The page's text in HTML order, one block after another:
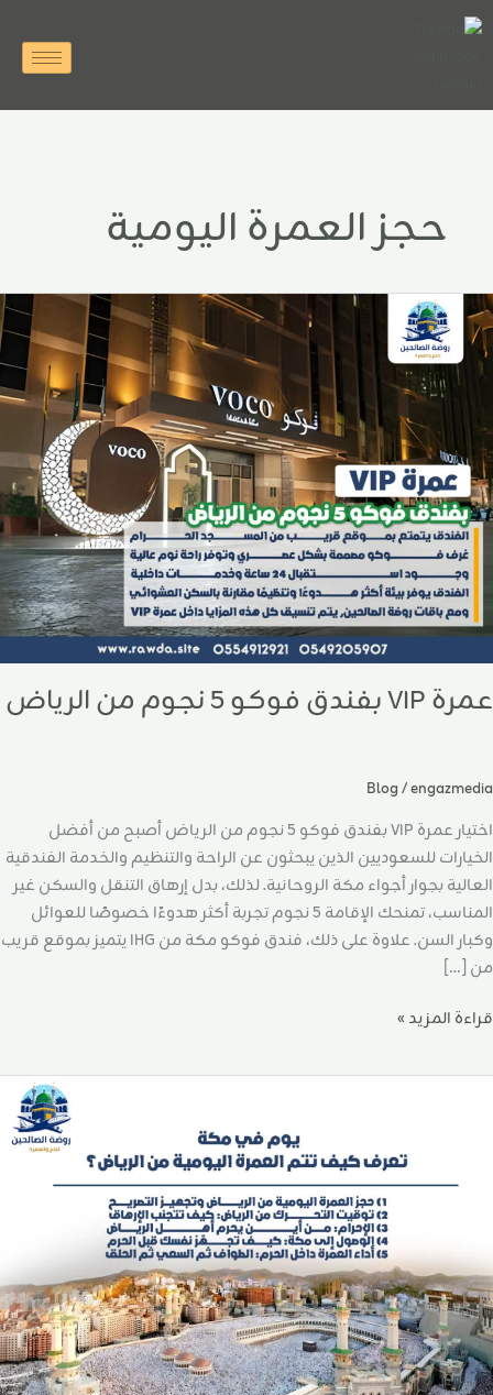
تخطي
إلى
حجز العمرة اليومية
عمرة VIP بفندق فوكو 5 نجوم من الرياض
Blog/engazmedia
اختيار عمرة VIP بفندق فوكو 5 نجوم من الرياض أصبح من أفضل
الخيارات للسعوديين الذين يبحثون عن الراحة والتنظيم والخدمة الفندقية
العالية بجوار أجواء مكة الروحانية. لذلك، بدل إرهاق التنقل والسكن غير
المناسب، تمنحك الإقامة 5 نجوم تجربة أكثر هدوءًا خصوصًا للعوائل
وكبار السن. علاوة على ذلك، فندق فوكو مكة من IHG يتميز بموقع قريب
من […]
عمرة
VIP
بفندق
فوكو
نجوم
من
الرياض
قراءة المزيد »
اليومية
من
الرياض؟